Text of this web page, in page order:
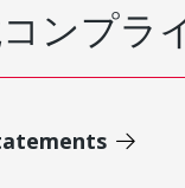
ンプラ